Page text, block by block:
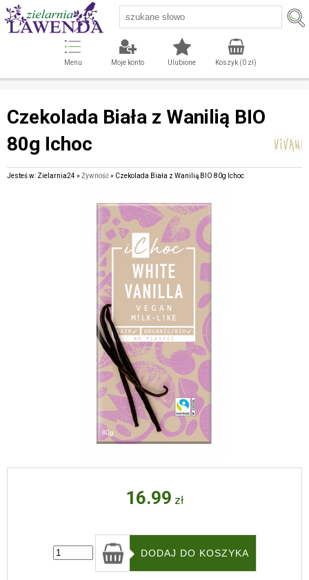
Menu Moje konto Ulubione Koszyk (0zł)
Czekolada Biała z Wanilią BIO
80g Ichoc
Jesteś w: Zielarnia24 »Żywność» Czekolada Biała z Wanilią BIO 80g Ichoc
16.99 zł